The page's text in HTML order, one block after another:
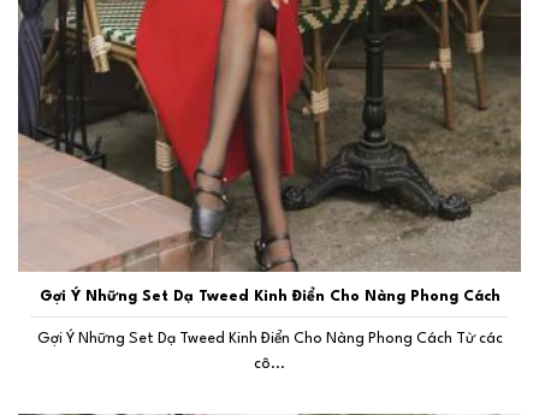
Gợi Ý Những Set Dạ Tweed Kinh Điển Cho Nàng Phong Cách
Gợi Ý Những Set Dạ Tweed Kinh Điển Cho Nàng Phong Cách Từ các
cô...